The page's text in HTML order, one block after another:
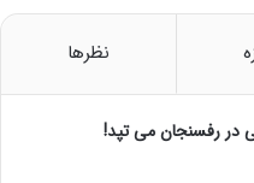
نظرها
در رفسنجان می تپد!